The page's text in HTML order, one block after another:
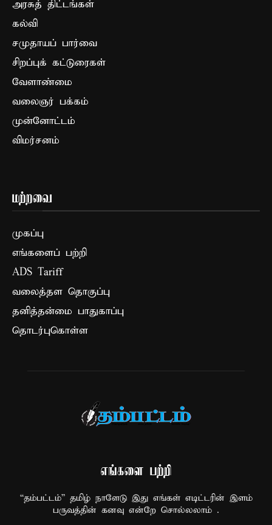
அரசுத் திட்டங்கள்
கல்வி
சமுதாயப் பார்வை
சிறப்புக் கட்டுரைகள்
வேளாண்மை
வலைஞர் பக்கம்
முன்னோட்டம்
விமர்சனம்
மற்றவை
முகப்பு
எங்களைப் பற்றி
ADS Tariff
வலைத்தள தொகுப்பு
தனித்தன்மை பாதுகாப்பு
தொடர்புகொள்ள
எங்களை பற்றி
“தம்பட்டம்” தமிழ் நாளேடு இது எங்கள் எடிட்டரின் இளம்
பருவத்தின் கனவு என்றே சொல்லலாம் .